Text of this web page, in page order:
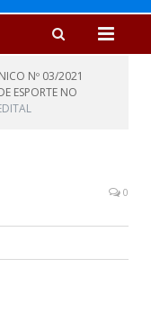
Nº 03/2021
ESPORTE NO
0